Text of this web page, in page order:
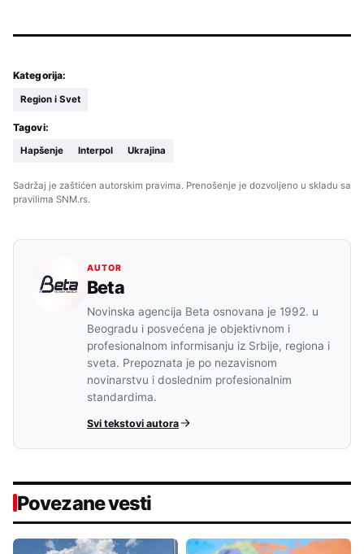
Kategorija:
Region i Svet
Tagovi:
Hapšenje Interpol Ukrajina
Sadržaj je zaštićen autorskim pravima. Prenošenje je dozvoljeno u skladu sa
pravilima SNM.rs.
AUTOR
Beta
Novinska agencija Beta osnovana je 1992. u
Beogradu i posvećena je objektivnom i
profesionalnom informisanju iz Srbije, regiona i
sveta. Prepoznata je po nezavisnom
novinarstvu i doslednim profesionalnim
standardima.
Svi tekstovi autora
Povezane vesti